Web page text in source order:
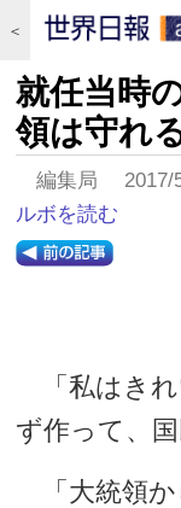
＜
就任当時
領は守れ
編集局
ルボを読む
「私はきれ
ず作って、
「大統領か